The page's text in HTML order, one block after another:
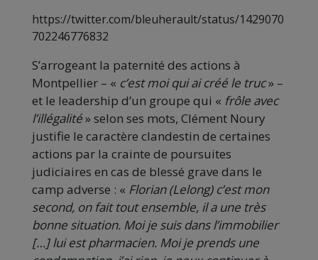
https://twitter.com/bleuherault/status/1429070
702246776832
S’arrogeant la paternité des actions à
Montpellier – « c’est moi qui ai créé le truc» –
et le leadership d’un groupe qui « frôle avec
l’illégalité» selon ses mots, Clément Noury
justifie le caractère clandestin de certaines
actions par la crainte de poursuites
judiciaires en cas de blessé grave dans le
camp adverse : « Florian (Lelong) c’est mon
second, on fait tout ensemble, il a une très
bonne situation. Moi je suis dans l’immobilier
[…] lui est pharmacien. Moi je prends une